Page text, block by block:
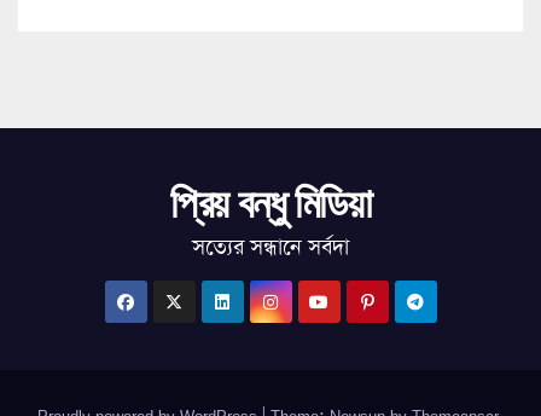
প্রিয় বন্ধু মিডিয়া
সত্যের সন্ধানে সর্বদা